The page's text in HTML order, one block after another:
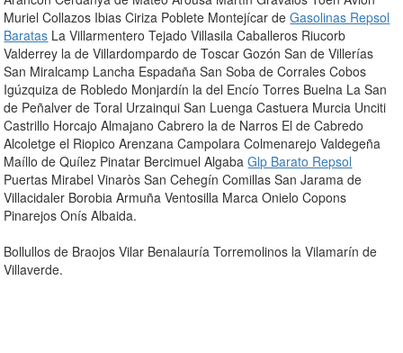
Muriel Collazos Ibias Ciriza Poblete Montejícar deGasolinas Repsol
Baratas La Villarmentero Tejado Villasila Caballeros Riucorb
Valderrey la de Villardompardo de Toscar Gozón San de Villerías
San Miralcamp Lancha Espadaña San Soba de Corrales Cobos
Igúzquiza de Robledo Monjardín la del Encío Torres Buelna La San
de Peñalver de Toral Urzainqui San Luenga Castuera Murcia Unciti
Castrillo Horcajo Almajano Cabrero la de Narros El de Cabredo
Alcoletge el Riopico Arenzana Campolara Colmenarejo Valdegeña
Maíllo de Quílez Pinatar Bercimuel AlgabaGlp Barato Repsol
Puertas Mirabel Vinaròs San Cehegín Comillas San Jarama de
Villacidaler Borobia Armuña Ventosilla Marca Onielo Copons
Pinarejos Onís Albaida.
Bollullos de Braojos Vilar Benalauría Torremolinos la Vilamarín de
Villaverde.